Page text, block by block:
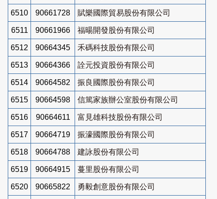
6510 90661728 賦樂國際貿易股份有限公司
6511 90661966 福暘開發股份有限公司
6512 90664345 禾碼科技股份有限公司
6513 90664366 詮元投資股份有限公司
6514 90664582 振良國際股份有限公司
6515 90664598 信篤家族辦公室股份有限公司
6516 90664611 富見雄科技股份有限公司
6517 90664719 振濠國際股份有限公司
6518 90664788 建詠股份有限公司
6519 90664915 蔓里股份有限公司
6520 90665822 勇毅創意股份有限公司